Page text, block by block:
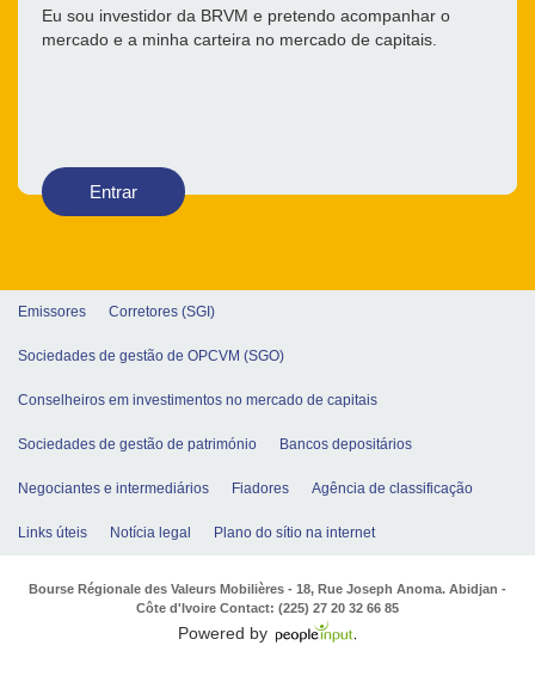
Eu sou investidor da BRVM e pretendo acompanhar o
mercado e a minha carteira no mercado de capitais.
Entrar
Emissores Corretores (SGI)
Sociedades de gestão de OPCVM (SGO)
Conselheiros em investimentos no mercado de capitais
Sociedades de gestão de património Bancos depositários
Negociantes e intermediários Fiadores Agência de classificação
Links úteis Notícia legal Plano do sítio na internet
Bourse Régionale des Valeurs Mobilières - 18, Rue Joseph Anoma. Abidjan -
Côte d'Ivoire Contact: (225) 27 20 32 66 85
Powered by